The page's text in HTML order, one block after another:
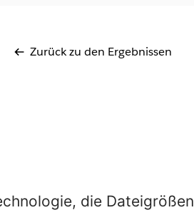
Zurück zu den Ergebnissen
die Dateigrößen